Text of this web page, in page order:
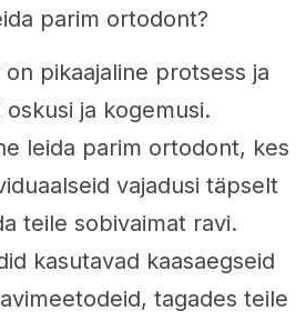
parim ortodont?
pikaajaline protsess ja
ja kogemusi.
leida parim ortodont, kes
vajadusi täpselt
teile sobivaimat ravi.
kasutavad kaasaegseid
tagades teile